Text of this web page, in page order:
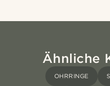
Ähnliche
OHRRINGE